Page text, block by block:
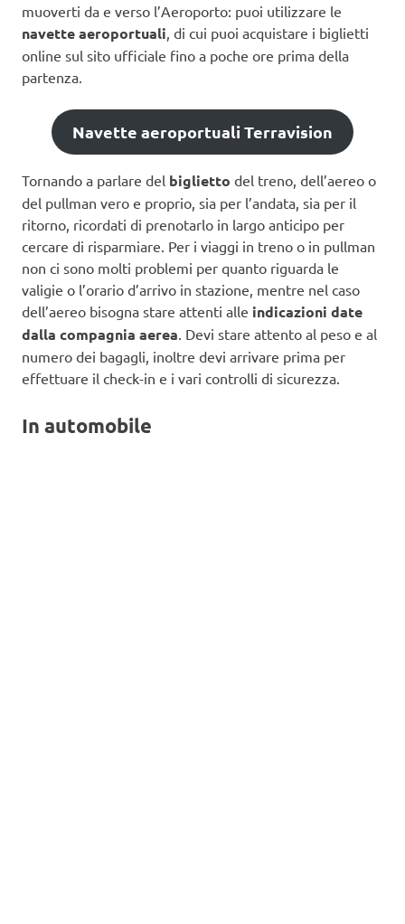
muoverti da e verso l’Aeroporto: puoi utilizzare le
navette aeroportuali, di cui puoi acquistare i biglietti
online sul sito ufficiale fino a poche ore prima della
partenza.
Navette aeroportuali Terravision
Tornando a parlare del biglietto del treno, dell’aereo o
del pullman vero e proprio, sia per l’andata, sia per il
ritorno, ricordati di prenotarlo in largo anticipo per
cercare di risparmiare. Per i viaggi in treno o in pullman
non ci sono molti problemi per quanto riguarda le
valigie o l’orario d’arrivo in stazione, mentre nel caso
dell’aereo bisogna stare attenti alle indicazioni date
dalla compagnia aerea . Devi stare attento al peso e al
numero dei bagagli, inoltre devi arrivare prima per
effettuare il check-in e i vari controlli di sicurezza.
In automobile